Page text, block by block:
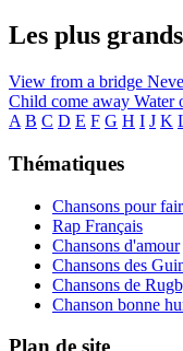
Les plus
View from a bridge
Child come away Water
A B C D E F G H I J K
Thématiques
Chansons pour
Rap Français
Chansons d'amour
Chansons des
Chansons de
Chanson bonne